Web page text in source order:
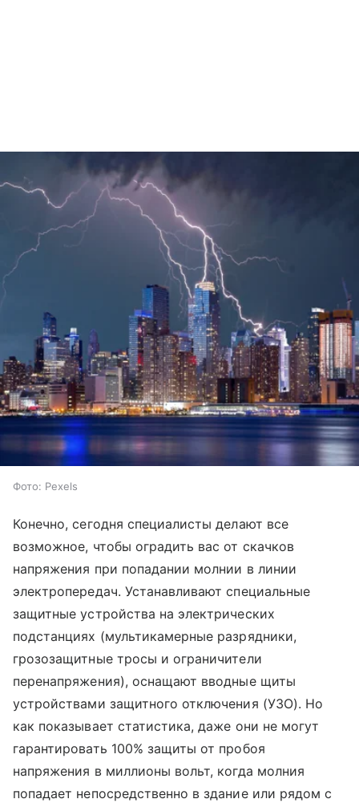
Фото: Pexels
Конечно, сегодня специалисты делают все
возможное, чтобы оградить вас от скачков
напряжения при попадании молнии в линии
электропередач. Устанавливают специальные
защитные устройства на электрических
подстанциях (мультикамерные разрядники,
грозозащитные тросы и ограничители
перенапряжения), оснащают вводные щиты
устройствами защитного отключения (УЗО). Но
как показывает статистика, даже они не могут
гарантировать 100% защиты от пробоя
напряжения в миллионы вольт, когда молния
попадает непосредственно в здание или рядом с